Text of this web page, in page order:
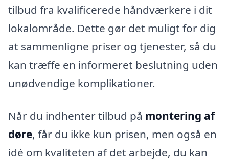
tilbud fra kvalificerede håndværkere i dit
lokalområde. Dette gør det muligt for dig
at sammenligne priser og tjenester, så du
kan træffe en informeret beslutning uden
unødvendige komplikationer.
Når du indhenter tilbud på montering af
døre, får du ikke kun prisen, men også en
idé om kvaliteten af det arbejde, du kan